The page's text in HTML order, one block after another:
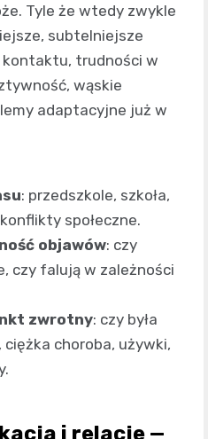
Tyle że wtedy zwykle
subtelniejsze
trudności w
wąskie
adaptacyjne już w
: przedszkole, szkoła,
społeczne.
objawów: czy
czy falują w zależności
zwrotny: czy była
choroba, używki,
i relacje —